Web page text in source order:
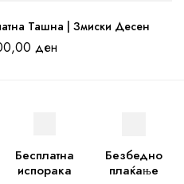
Ташна | Змиски Десен
ден
Бесплатна
испорака
Безбедно
плаќање